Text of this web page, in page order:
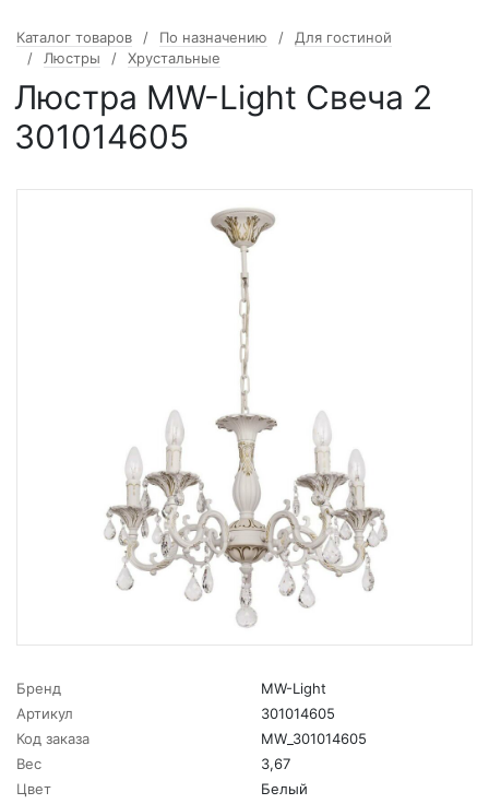
Каталог товаров По назначению
Для гостиной
Люстры
Хрустальные
Люстра MW-Light Свеча 2
301014605
Бренд
MW-Light
Артикул
301014605
Код заказа
MW_301014605
Вес
3,67
Цвет
Белый